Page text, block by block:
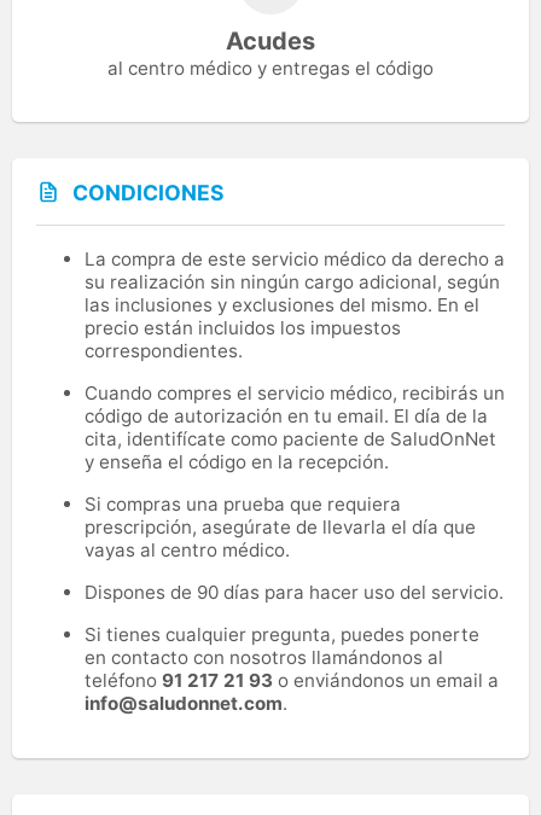
Acudes
al centro médico y entregas el código
CONDICIONES
La compra de este servicio médico da derecho a
su realización sin ningún cargo adicional, según
las inclusiones y exclusiones del mismo. En el
precio están incluidos los impuestos
correspondientes.
Cuando compres el servicio médico, recibirás un
código de autorización en tu email. El día de la
cita, identifícate como paciente de SaludOnNet
y enseña el código en la recepción.
Si compras una prueba que requiera
prescripción, asegúrate de llevarla el día que
vayas al centro médico.
Dispones de 90 días para hacer uso del servicio.
Si tienes cualquier pregunta, puedes ponerte
en contacto con nosotros llamándonos al
teléfono 91 217 21 93 o enviándonos un email a
info@saludonnet.com.